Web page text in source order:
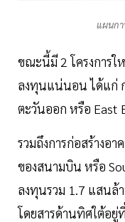
แผนก
ขณะนี้มี 2 โครงการ
ลงทุนแน่นอน ได้แก่
ตะวันออก หรือ East
รวมถึงการก่อสร้างอ
ของสนามบิน หรือ
ลงทุนรวม 1.7 แสนล้
โดยสารด้านทิศใต้อ